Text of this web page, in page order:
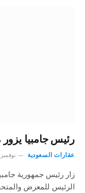
رئيس جامبيا
عقارات السعودية نوفمبر 15, 2023
زار رئيس جمهورية
الرئيس للمعرض